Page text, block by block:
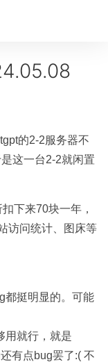
的2-2服务器不
这一台2-2就闲置
下来70块一年，
访问统计、图床等
都挺明显的。可能
用就行，就是
有点bug罢了:( 不